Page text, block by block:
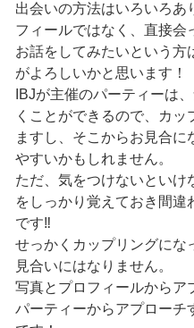
出会いの方法はいろいろあ
フィールではなく、直接会
お話をしてみたいという方
がよろしいかと思います！
IBJが主催のパーティーは
くことができるので、カッ
ますし、そこからお見合
やすいかもしれません。
ただ、気をつけないといけ
をしっかり覚えておき間違
です‼️
せっかくカップリングにな
見合いにはなりません。
写真とプロフィールからア
パーティーからアプローチ